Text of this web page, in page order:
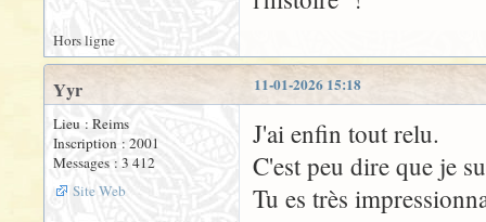
Hors ligne
11-01-2026 15:18
Yyr
Lieu : Reims
Inscription : 2001
Messages : 3 412
Site Web
J'ai enfin tout relu.
C'est peu dire que je
Tu es très